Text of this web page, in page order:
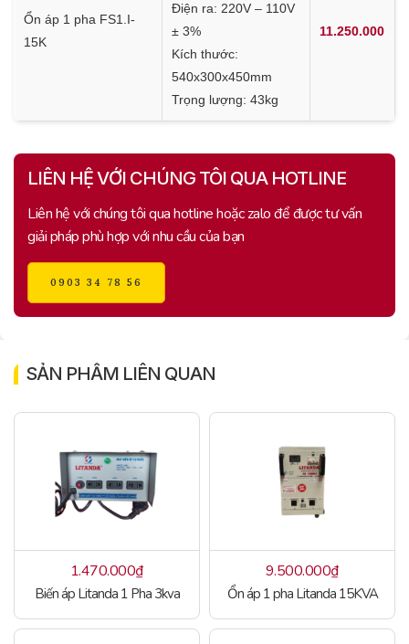
Ổn áp 1 pha FS1.I-
15K
Điện ra: 220V – 110V
± 3%
Kích thước:
540x300x450mm
Trọng lượng: 43kg
11.250.000
LIÊN HỆ VỚI CHÚNG TÔI QUA HOTLINE
Liên hệ với chúng tôi qua hotline hoặc zalo để được tư vấn
giải pháp phù hợp với nhu cầu của bạn
0903 34 78 56
SẢN PHẨM LIÊN QUAN
1.470.000₫
Biến áp Litanda 1 Pha 3kva
9.500.000₫
Ổn áp 1 pha Litanda 15KVA